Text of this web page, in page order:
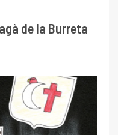
de la Burreta